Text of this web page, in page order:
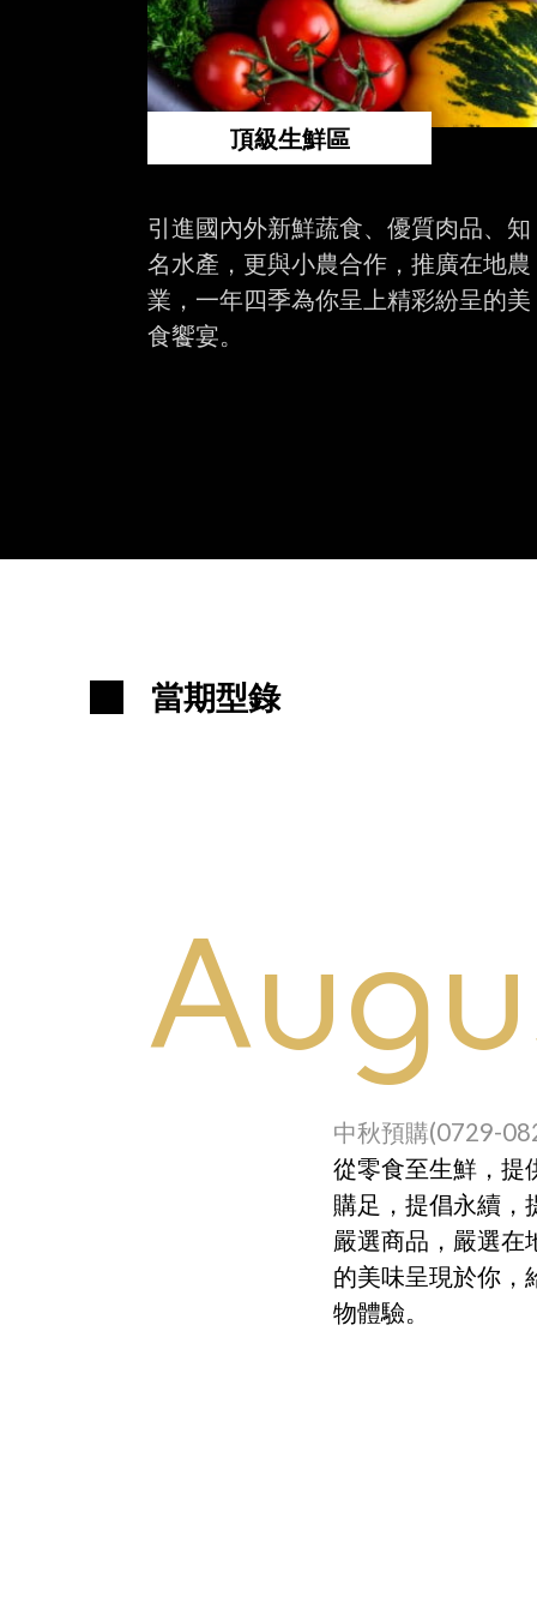
頂級生鮮區
引進國內外新鮮蔬食、優質肉品、知
名水產，更與小農合作，推廣在地農
業，一年四季為你呈上精彩紛呈的美
食饗宴。
當期型錄
中秋預購(0729-
從零食至生鮮，提
購足，提倡永續，
嚴選商品，嚴選在
的美味呈現於你，
物體驗。